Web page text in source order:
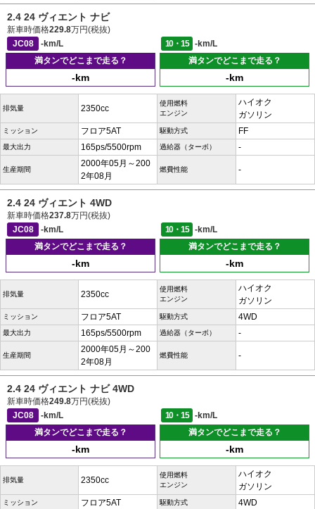
2.4 24 ヴィエント ナビ
新車時価格229.8万円(税抜)
JC08
-km/L 10・15
-km/L
満タンでどこまで走る？
-km
満タンでどこまで走る？
-km
排気量 2350cc
使用燃料
エンジン
ハイオク
ガソリン
ミッション フロア5AT 駆動方式 FF
最大出力 165ps/5500rpm 過給器（ターボ） -
生産期間
2000年05月～200
2年08月
燃費性能 -
2.4 24 ヴィエント 4WD
新車時価格237.8万円(税抜)
JC08
-km/L 10・15
-km/L
満タンでどこまで走る？
-km
満タンでどこまで走る？
-km
排気量 2350cc
使用燃料
エンジン
ハイオク
ガソリン
ミッション フロア5AT 駆動方式 4WD
最大出力 165ps/5500rpm 過給器（ターボ） -
生産期間
2000年05月～200
2年08月
燃費性能 -
2.4 24 ヴィエント ナビ 4WD
新車時価格249.8万円(税抜)
JC08
-km/L 10・15
-km/L
満タンでどこまで走る？
-km
満タンでどこまで走る？
-km
排気量 2350cc
使用燃料
エンジン
ハイオク
ガソリン
ミッション フロア5AT 駆動方式 4WD